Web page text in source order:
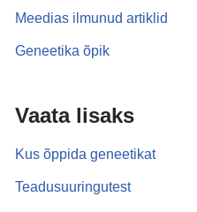
Meedias ilmunud artiklid
Geneetika õpik
Vaata lisaks
Kus õppida geneetikat
Teadusuuringutest